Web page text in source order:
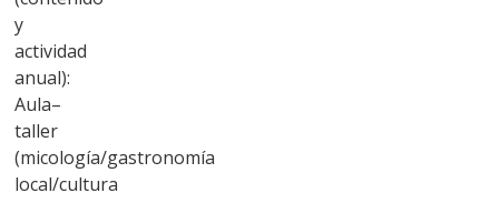
y
actividad
anual):
Aula–
taller
(micología/gastronomía
local/cultura